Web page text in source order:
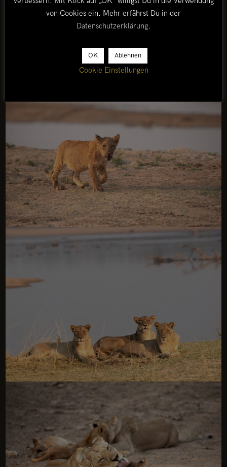
von Cookies ein. Mehr erfährst Du in der
Datenschutzerklärung.
OK Ablehnen
Cookie Einstellungen